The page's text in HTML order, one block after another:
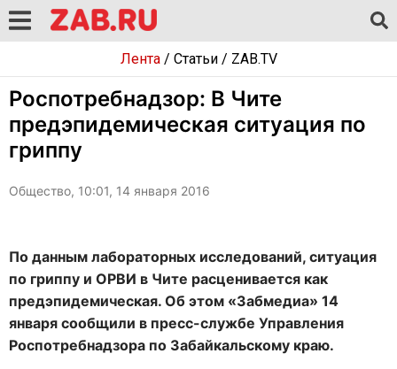
Лента/ Статьи/ ZAB.TV
Роспотребнадзор: В Чите
предэпидемическая ситуация по
гриппу
Общество, 10:01, 14 января 2016
По данным лабораторных исследований, ситуация
по гриппу и ОРВИ в Чите расценивается как
предэпидемическая. Об этом «Забмедиа» 14
января сообщили в пресс-службе Управления
Роспотребнадзора по Забайкальскому краю.